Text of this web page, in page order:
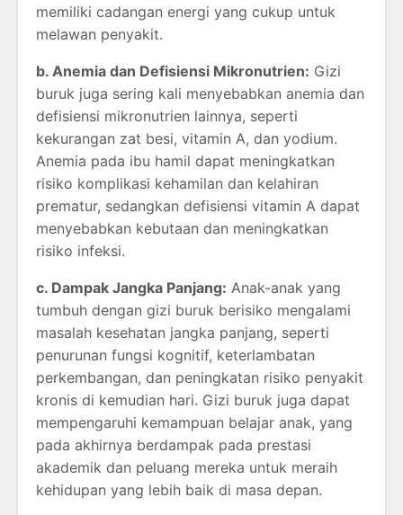
memiliki cadangan energi yang cukup untuk
melawan penyakit.
b. Anemia dan Defisiensi Mikronutrien: Gizi
buruk juga sering kali menyebabkan anemia dan
defisiensi mikronutrien lainnya, seperti
kekurangan zat besi, vitamin A, dan yodium.
Anemia pada ibu hamil dapat meningkatkan
risiko komplikasi kehamilan dan kelahiran
prematur, sedangkan defisiensi vitamin A dapat
menyebabkan kebutaan dan meningkatkan
risiko infeksi.
c. Dampak Jangka Panjang: Anak-anak yang
tumbuh dengan gizi buruk berisiko mengalami
masalah kesehatan jangka panjang, seperti
penurunan fungsi kognitif, keterlambatan
perkembangan, dan peningkatan risiko penyakit
kronis di kemudian hari. Gizi buruk juga dapat
mempengaruhi kemampuan belajar anak, yang
pada akhirnya berdampak pada prestasi
akademik dan peluang mereka untuk meraih
kehidupan yang lebih baik di masa depan.